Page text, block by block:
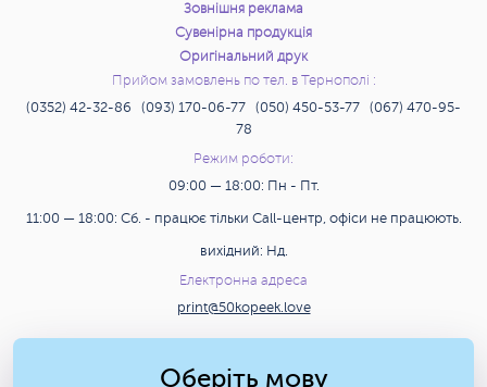
Зовнішня реклама
Сувенірна продукція
Оригінальний друк
Прийом замовлень по тел. в Тернополі :
(0352) 42-32-86 (093) 170-06-77 (050) 450-53-77 (067) 470-95-
78
Режим роботи:
09:00 — 18:00: Пн - Пт.
11:00 — 18:00: Сб. - працює тільки Call-центр, офіси не працюють.
вихідний: Нд.
Електронна адреса
print@50kopeek.love
Оберіть мову